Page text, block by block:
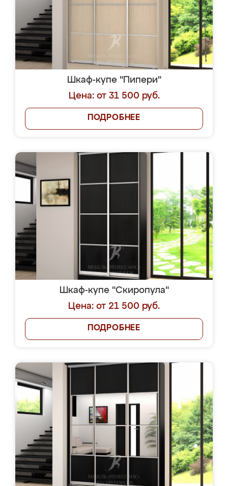
Шкаф-купе "Пипери"
Цена: от 31 500 руб.
ПОДРОБНЕЕ
Шкаф-купе "Скиропула"
Цена: от 21 500 руб.
ПОДРОБНЕЕ